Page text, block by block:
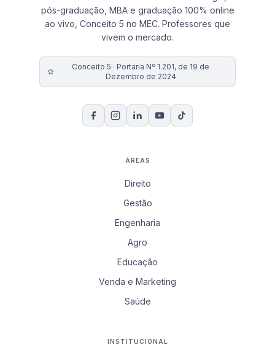
pós-graduação, MBA e graduação 100% online
ao vivo, Conceito 5 no MEC. Professores que
vivem o mercado.
Conceito 5 · Portaria Nº 1.201, de 19 de
Dezembro de 2024
ÁREAS
Direito
Gestão
Engenharia
Agro
Educação
Venda e Marketing
Saúde
INSTITUCIONAL